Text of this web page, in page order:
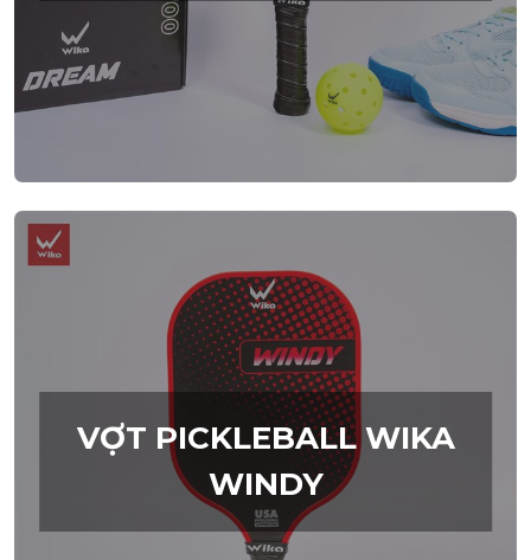
VỢT PICKLEBALL WIKA
WINDY